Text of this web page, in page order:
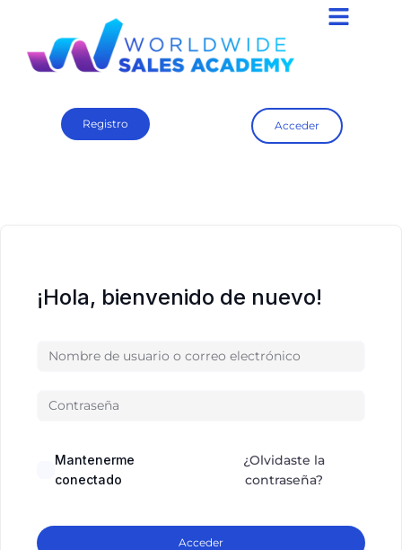
Registro Acceder
¡Hola, bienvenido de nuevo!
Mantenerme
conectado
¿Olvidaste la
contraseña?
Acceder